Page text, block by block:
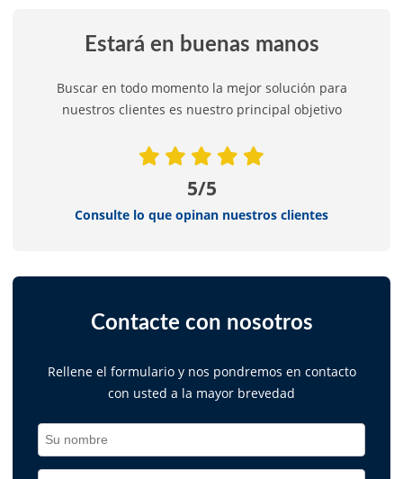
Estará en buenas manos
Buscar en todo momento la mejor solución para
nuestros clientes es nuestro principal objetivo
5/5
Consulte lo que opinan nuestros clientes
Contacte con nosotros
Rellene el formulario y nos pondremos en contacto
con usted a la mayor brevedad